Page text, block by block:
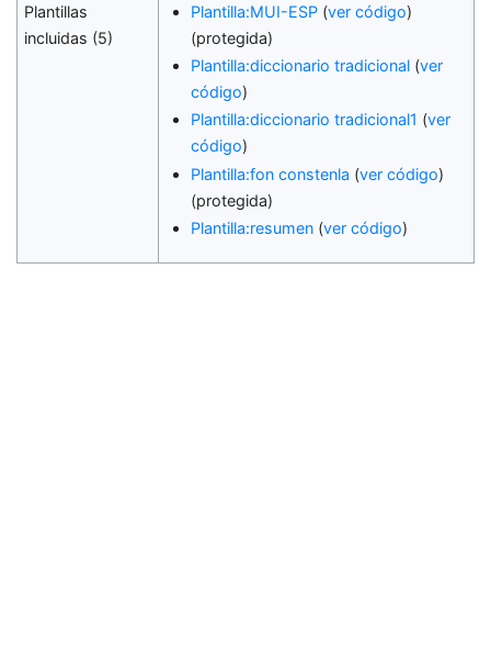
Plantillas
incluidas (5)
Plantilla:MUI-ESP(ver código)
(protegida)
Plantilla:diccionario tradicional(ver
código)
Plantilla:diccionario tradicional1 (ver
código)
Plantilla:fon constenla (ver código)
(protegida)
Plantilla:resumen(ver código)